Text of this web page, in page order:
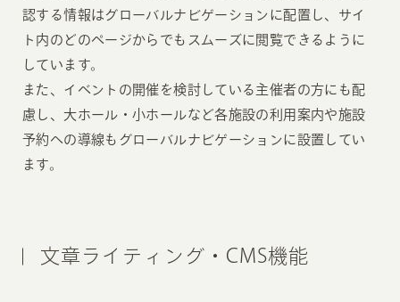
認する情報はグローバルナビゲーションに配置し、サイ
ト内のどのページからでもスムーズに閲覧できるように
しています。
また、イベントの開催を検討している主催者の方にも配
慮し、大ホール・小ホールなど各施設の利用案内や施設
予約への導線もグローバルナビゲーションに設置してい
ます。
文章ライティング・CMS機能